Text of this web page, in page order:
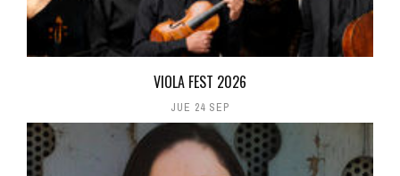
VIOLA FEST 2026
JUE 24 SEP